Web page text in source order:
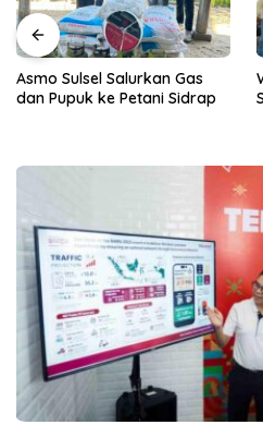
Warga Antusias Ikuti Bakti
Sosial Imigrasi Kendari